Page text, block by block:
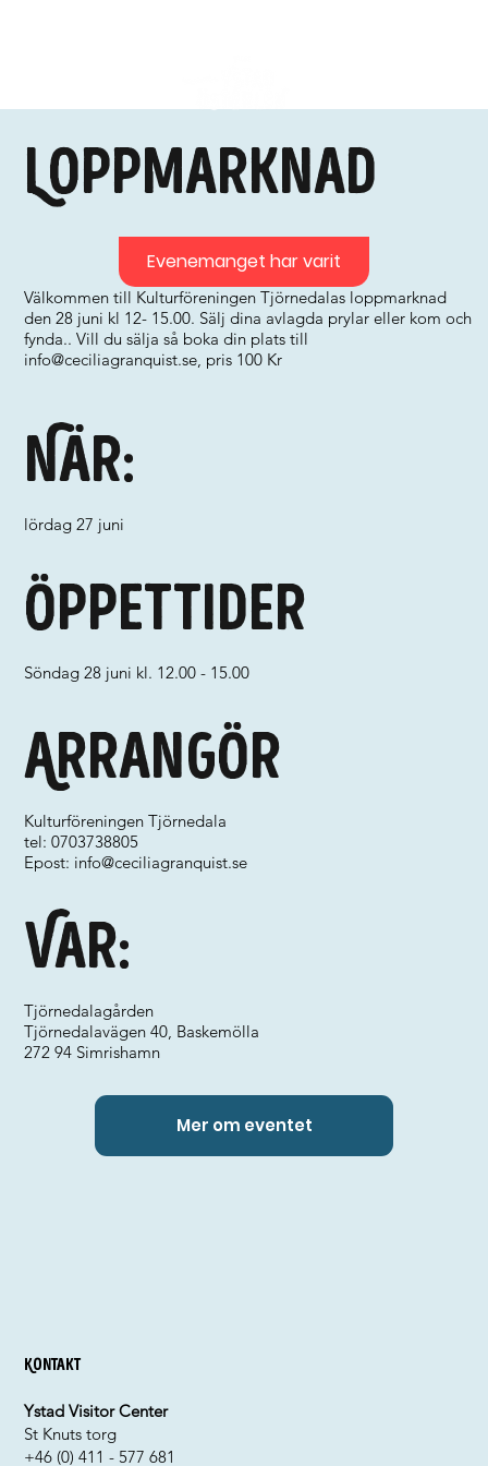
Loppmarknad
Välkommen till Kulturföreningen Tjörnedalas loppmarknad
den 28 juni kl 12- 15.00. Sälj dina avlagda prylar eller kom och
fynda.. Vill du sälja så boka din plats till
info@ceciliagranquist.se, pris 100 Kr
När:
lördag 27 juni
Var:
Arrangör
Kulturföreningen Tjörnedala
tel: 0703738805
Epost: info@ceciliagranquist.se
Tjörnedalagården
Tjörnedalavägen 40, Baskemölla
272 94 Simrishamn
Öppettider
Söndag 28 juni kl. 12.00 - 15.00
Mer om eventet
Evenemanget har varit
Kontakt
Ystad Visitor Center
St Knuts torg
+46 (0) 411 - 577 681